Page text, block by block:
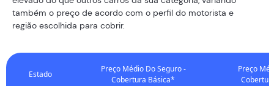
também o preço de acordo com o perfil do motorista e
região escolhida para cobrir.
Estado
Preço Médio Do Seguro -
Cobertura Básica*
Preço